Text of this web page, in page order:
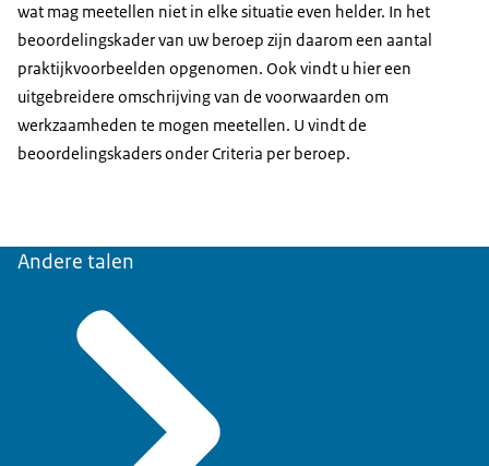
wat mag meetellen niet in elke situatie even helder. In het
beoordelingskader van uw beroep zijn daarom een aantal
praktijkvoorbeelden opgenomen. Ook vindt u hier een
uitgebreidere omschrijving van de voorwaarden om
werkzaamheden te mogen meetellen. U vindt de
beoordelingskaders onderCriteria per beroep.
Andere talen